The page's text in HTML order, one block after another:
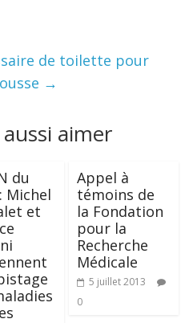
de toilette pour
→
aimer
du
Michel
et
Appel à
témoins de
la Fondation
pour la
Recherche
Médicale
5 juillet 2013
0